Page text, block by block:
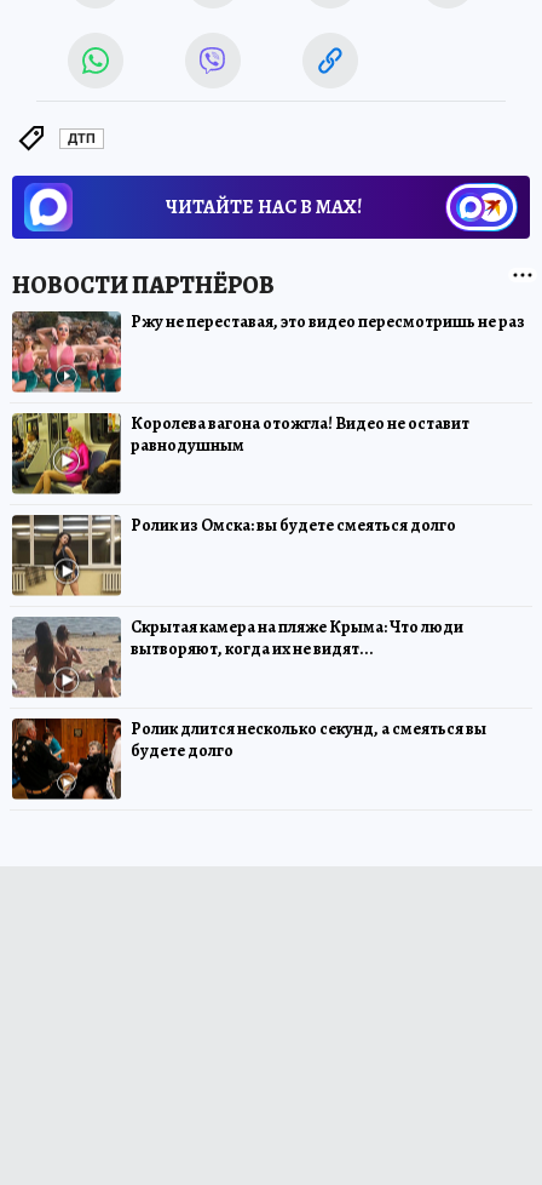
ДТП
ЧИТАЙТЕ НАС В МАХ!
Ржу не переставая, это видео пересмотришь не раз
Королева вагона отожгла! Видео не оставит
равнодушным
Ролик из Омска: вы будете смеяться долго
Скрытая камера на пляже Крыма: Что люди
вытворяют, когда их не видят...
Ролик длится несколько секунд, а смеяться вы
будете долго